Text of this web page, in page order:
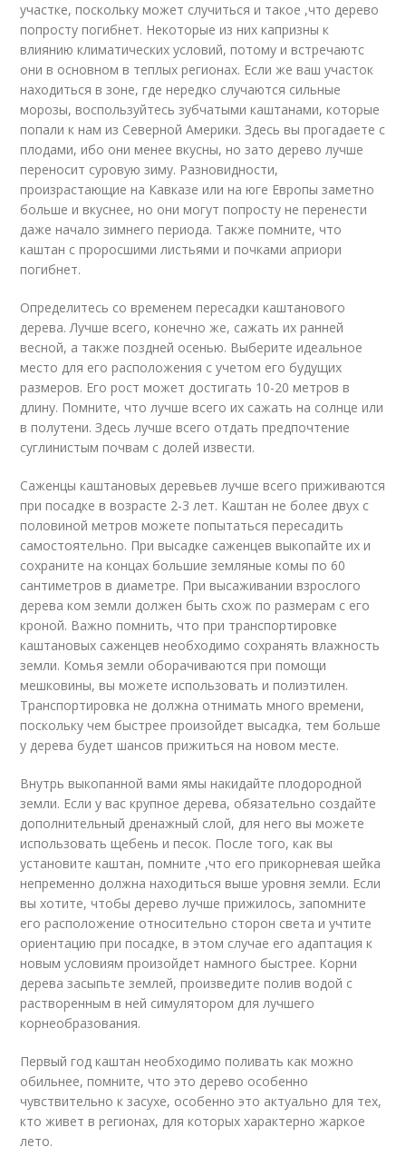
участке, поскольку может случиться и такое ,что дерево
попросту погибнет. Некоторые из них капризны к
влиянию климатических условий, потому и встречаютс
они в основном в теплых регионах. Если же ваш участок
находиться в зоне, где нередко случаются сильные
морозы, воспользуйтесь зубчатыми каштанами, которые
попали к нам из Северной Америки. Здесь вы прогадаете с
плодами, ибо они менее вкусны, но зато дерево лучше
переносит суровую зиму. Разновидности,
произрастающие на Кавказе или на юге Европы заметно
больше и вкуснее, но они могут попросту не перенести
даже начало зимнего периода. Также помните, что
каштан с проросшими листьями и почками априори
погибнет.
Определитесь со временем пересадки каштанового
дерева. Лучше всего, конечно же, сажать их ранней
весной, а также поздней осенью. Выберите идеальное
место для его расположения с учетом его будущих
размеров. Его рост может достигать 10-20 метров в
длину. Помните, что лучше всего их сажать на солнце или
в полутени. Здесь лучше всего отдать предпочтение
суглинистым почвам с долей извести.
Саженцы каштановых деревьев лучше всего приживаются
при посадке в возрасте 2-3 лет. Каштан не более двух с
половиной метров можете попытаться пересадить
самостоятельно. При высадке саженцев выкопайте их и
сохраните на концах большие земляные комы по 60
сантиметров в диаметре. При высаживании взрослого
дерева ком земли должен быть схож по размерам с его
кроной. Важно помнить, что при транспортировке
каштановых саженцев необходимо сохранять влажность
земли. Комья земли оборачиваются при помощи
мешковины, вы можете использовать и полиэтилен.
Транспортировка не должна отнимать много времени,
поскольку чем быстрее произойдет высадка, тем больше
у дерева будет шансов прижиться на новом месте.
Внутрь выкопанной вами ямы накидайте плодородной
земли. Если у вас крупное дерева, обязательно создайте
дополнительный дренажный слой, для него вы можете
использовать щебень и песок. После того, как вы
установите каштан, помните ,что его прикорневая шейка
непременно должна находиться выше уровня земли. Если
вы хотите, чтобы дерево лучше прижилось, запомните
его расположение относительно сторон света и учтите
ориентацию при посадке, в этом случае его адаптация к
новым условиям произойдет намного быстрее. Корни
дерева засыпьте землей, произведите полив водой с
растворенным в ней симулятором для лучшего
корнеобразования.
Первый год каштан необходимо поливать как можно
обильнее, помните, что это дерево особенно
чувствительно к засухе, особенно это актуально для тех,
кто живет в регионах, для которых характерно жаркое
лето.